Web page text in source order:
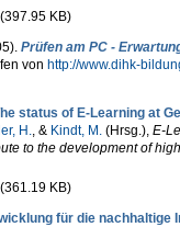
(397.95 KB)
Prüfen am PC -
von http://www.dihk-
status of E-Learning at
H., & Kindt, M.(Hrsg.), E-
to the development of
(361.19 KB)
für die nachhaltige